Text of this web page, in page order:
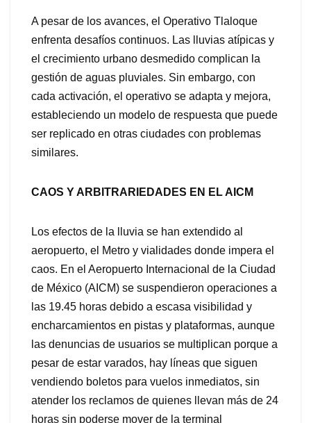
A pesar de los avances, el Operativo Tlaloque
enfrenta desafíos continuos. Las lluvias atípicas y
el crecimiento urbano desmedido complican la
gestión de aguas pluviales. Sin embargo, con
cada activación, el operativo se adapta y mejora,
estableciendo un modelo de respuesta que puede
ser replicado en otras ciudades con problemas
similares.
CAOS Y ARBITRARIEDADES EN EL AICM
Los efectos de la lluvia se han extendido al
aeropuerto, el Metro y vialidades donde impera el
caos. En el Aeropuerto Internacional de la Ciudad
de México (AICM) se suspendieron operaciones a
las 19.45 horas debido a escasa visibilidad y
encharcamientos en pistas y plataformas, aunque
las denuncias de usuarios se multiplican porque a
pesar de estar varados, hay líneas que siguen
vendiendo boletos para vuelos inmediatos, sin
atender los reclamos de quienes llevan más de 24
horas sin poderse mover de la terminal